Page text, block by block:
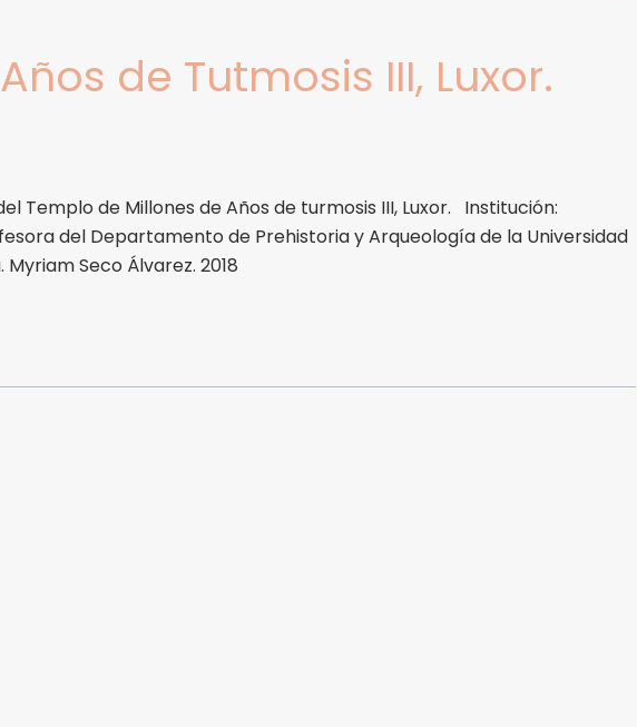
de Tutmosis III, Luxor.
Templo de Millones de Años de turmosis III, Luxor. Institución:
del Departamento de Prehistoria y Arqueología de la Universidad
Seco Álvarez. 2018